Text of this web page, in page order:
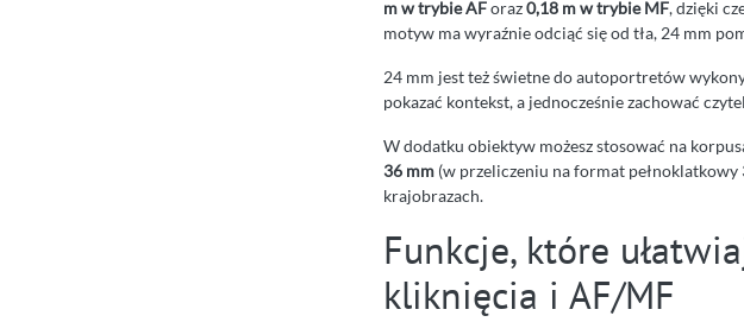
m w trybie AForaz0,18 m w trybie MF, dzięki
motyw ma wyraźnie odciąć się od tła, 24 mm
24 mm jest też świetne do autoportretów
pokazać kontekst, a jednocześnie zachować
W dodatku obiektyw możesz stosować na
36 mm (w przeliczeniu na format
krajobrazach.
Funkcje, które
kliknięcia i AF/MF